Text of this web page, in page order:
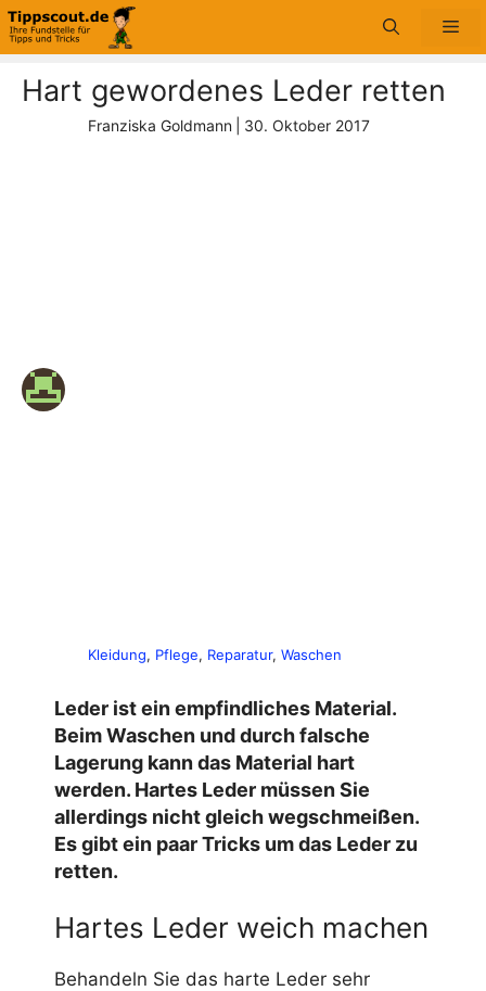
Zum
Inhalt
Hart gewordenes Leder retten
Franziska Goldmann 30. Oktober 2017
Kleidung, Pflege, Reparatur, Waschen
Leder ist ein empfindliches Material.
Beim Waschen und durch falsche
Lagerung kann das Material hart
werden. Hartes Leder müssen Sie
allerdings nicht gleich wegschmeißen.
Es gibt ein paar Tricks um das Leder zu
retten.
Hartes Leder weich machen
Behandeln Sie das harte Leder sehr